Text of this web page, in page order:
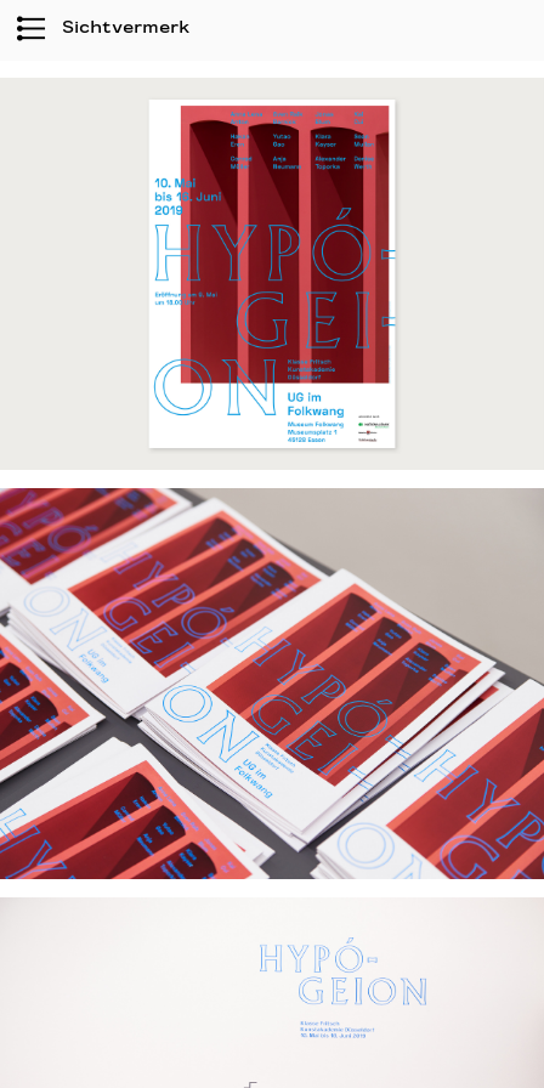
Sichtvermerk